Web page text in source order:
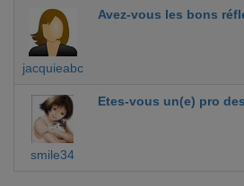
jacquieabc
Avez-vous les bons
smile34
Etes-vous un(e) pro